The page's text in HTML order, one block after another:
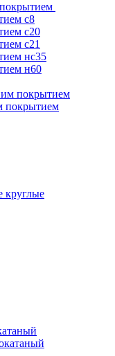
с8
с20
с21
нс35
н60
покрытием
круглые